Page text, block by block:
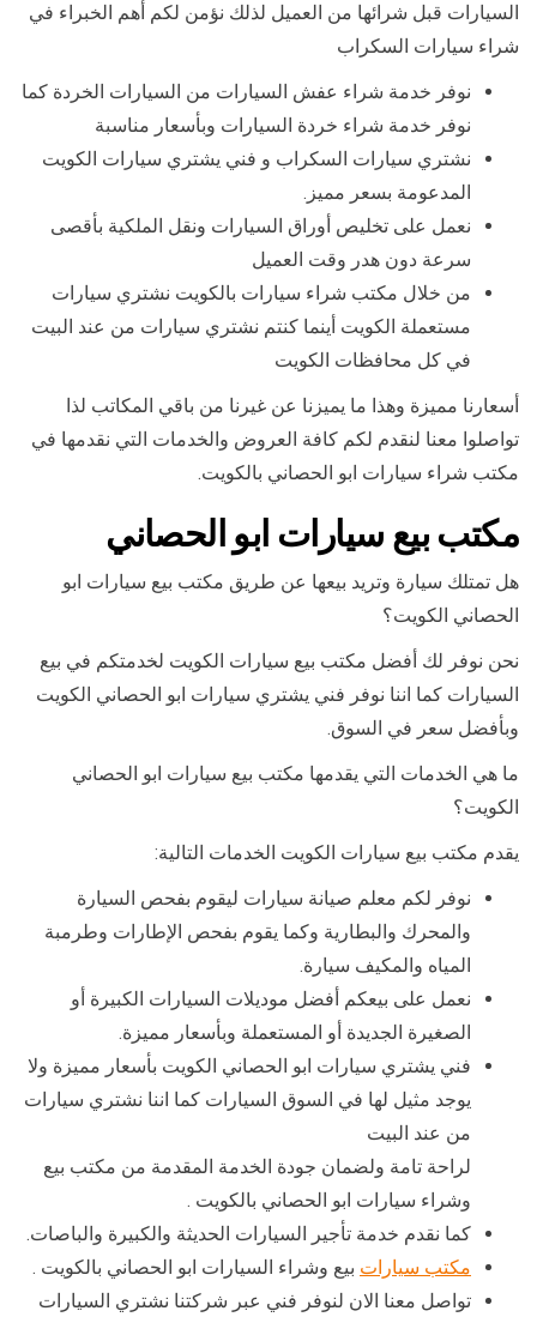
السيارات قبل شرائها من العميل لذلك نؤمن لكم أهم الخبراء في
شراء سيارات السكراب
نوفر خدمة شراء عفش السيارات من السيارات الخردة كما
نوفر خدمة شراء خردة السيارات وبأسعار مناسبة
نشتري سيارات السكراب و فني يشتري سيارات الكويت
المدعومة بسعر مميز.
نعمل على تخليص أوراق السيارات ونقل الملكية بأقصى
سرعة دون هدر وقت العميل
من خلال مكتب شراء سيارات بالكويت نشتري سيارات
مستعملة الكويت أينما كنتم نشتري سيارات من عند البيت
في كل محافظات الكويت
أسعارنا مميزة وهذا ما يميزنا عن غيرنا من باقي المكاتب لذا
تواصلوا معنا لنقدم لكم كافة العروض والخدمات التي نقدمها في
مكتب شراء سيارات ابو الحصاني بالكويت.
مكتب بيع سيارات ابو الحصاني
هل تمتلك سيارة وتريد بيعها عن طريق مكتب بيع سيارات ابو
الحصاني الكويت؟
نحن نوفر لك أفضل مكتب بيع سيارات الكويت لخدمتكم في بيع
السيارات كما اننا نوفر فني يشتري سيارات ابو الحصاني الكويت
وبأفضل سعر في السوق.
ما هي الخدمات التي يقدمها مكتب بيع سيارات ابو الحصاني
الكويت؟
يقدم مكتب بيع سيارات الكويت الخدمات التالية:
نوفر لكم معلم صيانة سيارات ليقوم بفحص السيارة
والمحرك والبطارية وكما يقوم بفحص الإطارات وطرمبة
المياه والمكيف سيارة.
نعمل على بيعكم أفضل موديلات السيارات الكبيرة أو
الصغيرة الجديدة أو المستعملة وبأسعار مميزة.
فني يشتري سيارات ابو الحصاني الكويت بأسعار مميزة ولا
يوجد مثيل لها في السوق السيارات كما اننا نشتري سيارات
من عند البيت
لراحة تامة ولضمان جودة الخدمة المقدمة من مكتب بيع
وشراء سيارات ابو الحصاني بالكويت .
كما نقدم خدمة تأجير السيارات الحديثة والكبيرة والباصات.
مكتب سيارات بيع وشراء السيارات ابو الحصاني بالكويت .
تواصل معنا الان لنوفر فني عبر شركتنا نشتري السيارات